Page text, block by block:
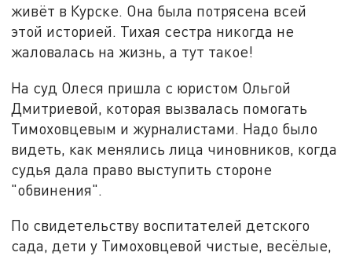
живёт в Курске. Она была потрясена всей
этой историей. Тихая сестра никогда не
жаловалась на жизнь, а тут такое!
На суд Олеся пришла с юристом Ольгой
Дмитриевой, которая вызвалась помогать
Тимоховцевым и журналистами. Надо было
видеть, как менялись лица чиновников, когда
судья дала право выступить стороне
"обвинения".
По свидетельству воспитателей детского
сада, дети у Тимоховцевой чистые, весёлые,